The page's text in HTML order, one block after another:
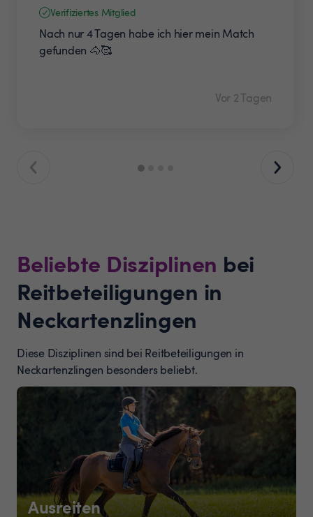
Verifiziertes Mitglied
Nach nur 4 Tagen habe ich hier mein Match
gefunden 🐴🥰
Vor 2 Tagen
Beliebte Disziplinen bei
Reitbeteiligungen in
Neckartenzlingen
Diese Disziplinen sind bei Reitbeteiligungen in
Neckartenzlingen besonders beliebt.
Ausreiten